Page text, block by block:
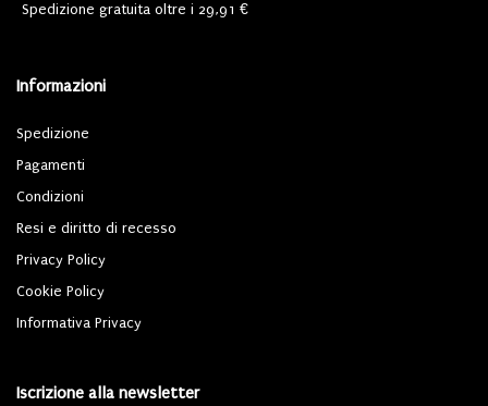
Spedizione gratuita oltre i 29,91 €
Informazioni
Spedizione
Pagamenti
Condizioni
Resi e diritto di recesso
Privacy Policy
Cookie Policy
Informativa Privacy
Iscrizione alla newsletter